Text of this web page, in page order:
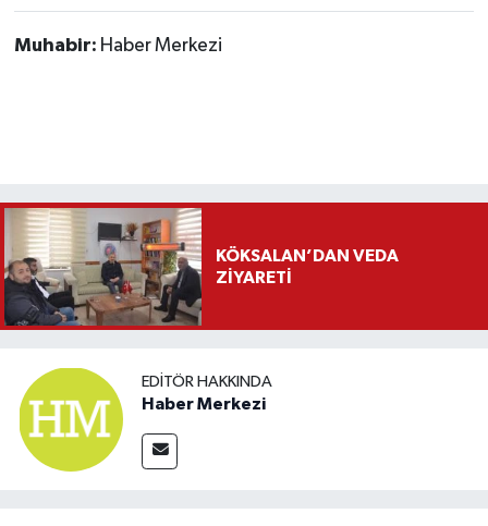
Muhabir: Haber Merkezi
KÖKSALAN’DAN VEDA
ZİYARETİ
EDITÖR HAKKINDA
Haber Merkezi